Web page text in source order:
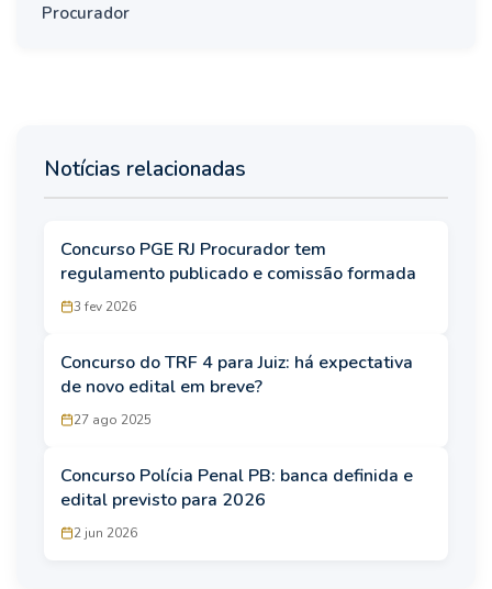
Procurador
Notícias relacionadas
Concurso PGE RJ Procurador tem
regulamento publicado e comissão formada
3 fev 2026
Concurso do TRF 4 para Juiz: há expectativa
de novo edital em breve?
27 ago 2025
Concurso Polícia Penal PB: banca definida e
edital previsto para 2026
2 jun 2026